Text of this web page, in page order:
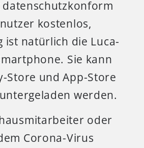
datenschutzkonform
kostenlos,
ist natürlich die Luca-
Sie kann
Store und App-Store
werden.
oder
Corona-Virus